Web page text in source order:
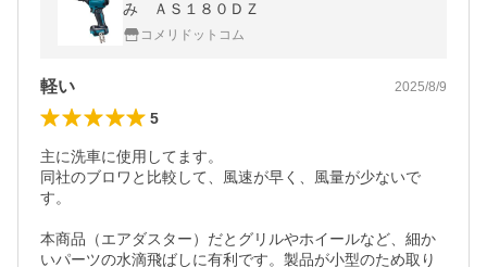
み ＡＳ１８０ＤＺ
コメリドットコム
軽い 2025/8/9
5
主に洗車に使用してます。
同社のブロワと比較して、風速が早く、風量が少ないで
す。
本商品（エアダスター）だとグリルやホイールなど、細か
いパーツの水滴飛ばしに有利です。製品が小型のため取り